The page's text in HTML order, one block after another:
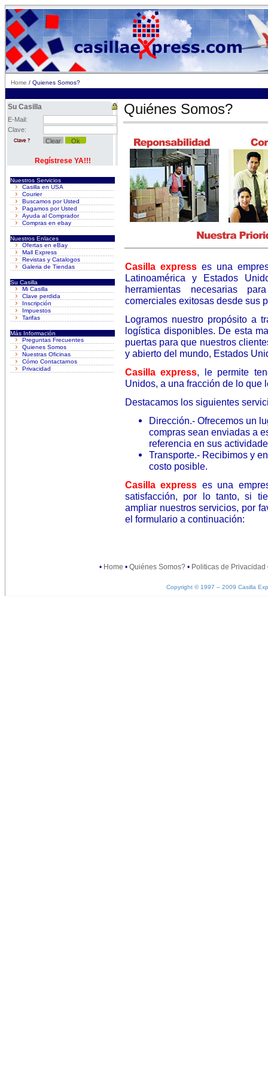
Home / Quienes Somos?
Su Casilla
E-Mail:
Clave:
Regístrese YA!!!
Nuestros Servicios
Casilla en USA
Courier
Buscamos por Usted
Pagamos por Usted
Ayuda al Comprador
Compras en ebay
Nuestros Enlaces
Ofertas en eBay
Mall Express
Revistas y Catalogos
Galeria de Tiendas
Su Casilla
Mi Casilla
Clave perdida
Inscripción
Impuestos
Tarifas
Más Información
Preguntas Frecuentes
Quienes Somos
Nuestras Oficinas
Cómo Contactarnos
Privacidad
Quiénes Somos?
Casilla express es una
Latinoamérica y Estados
herramientas necesarias
comerciales exitosas desde sus
Logramos nuestro propósito a
logística disponibles. De esta
puertas para que nuestros
y abierto del mundo, Estados
Casilla express, le permite
Unidos, a una fracción de lo que
Destacamos los siguientes
Dirección.- Ofrecemos un
compras sean enviadas a
referencia en sus
Transporte.- Recibimos y
costo posible.
Casilla express es una
satisfacción, por lo tanto, si
ampliar nuestros servicios, por
el formulario a continuación:
• Home • Quiénes Somos? • Politicas de Privacidad
Copyright © 1997 – 2009 Casilla